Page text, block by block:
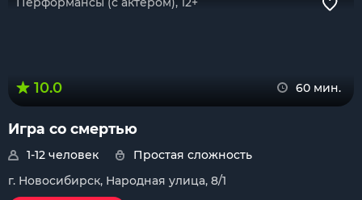
10.0 60 мин.
Игра со смертью
1-12 человек
Простая сложность
г. Новосибирск, Народная улица, 8/1